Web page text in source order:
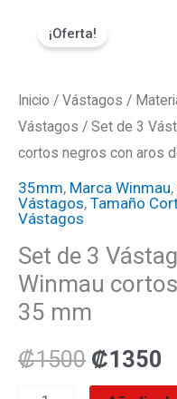
¡Oferta!
Inicio / Vástagos /
Vástagos / Set de 3
cortos negros con aros
35mm, Marca Winmau,
Vástagos, Tamaño
Vástagos
Set de 3
Winmau
35 mm
₡1500
original
era:
₡1500.
₡1350
Vástagos
de
Nylon
MVG
Winmau
negros
con
aros
de